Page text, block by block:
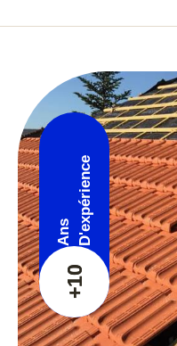
+10
Ans D'expérience